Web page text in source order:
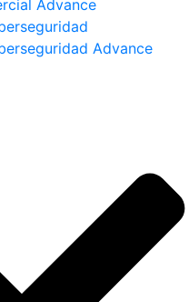
Advance
Advance